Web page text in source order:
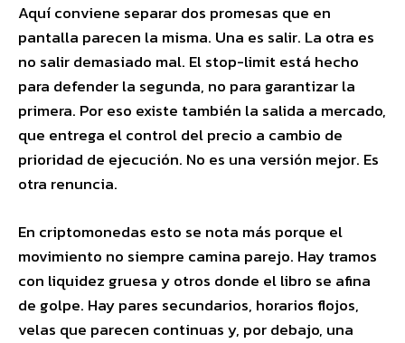
Aquí conviene separar dos promesas que en
pantalla parecen la misma. Una es salir. La otra es
no salir demasiado mal. El stop-limit está hecho
para defender la segunda, no para garantizar la
primera. Por eso existe también la salida a mercado,
que entrega el control del precio a cambio de
prioridad de ejecución. No es una versión mejor. Es
otra renuncia.
En criptomonedas esto se nota más porque el
movimiento no siempre camina parejo. Hay tramos
con liquidez gruesa y otros donde el libro se afina
de golpe. Hay pares secundarios, horarios flojos,
velas que parecen continuas y, por debajo, una